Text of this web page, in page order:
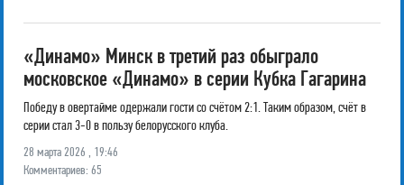
«Динамо» Минск в третий раз обыграло
московское «Динамо» в серии Кубка Гагарина
Победу в овертайме одержали гости со счётом 2:1. Таким образом, счёт в
серии стал 3-0 в пользу белорусского клуба.
28 марта 2026 , 19:46
Комментариев: 65